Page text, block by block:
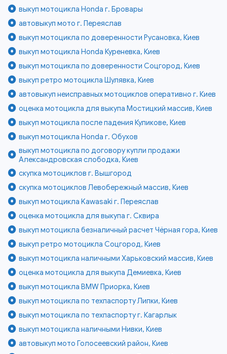
выкуп мотоцикла Honda г. Бровары
автовыкуп мото г. Переяслав
выкуп мотоцикла по доверенности Русановка, Киев
выкуп мотоцикла Honda Куреневка, Киев
выкуп мотоцикла по доверенности Соцгород, Киев
выкуп ретро мотоцикла Шулявка, Киев
автовыкуп неисправных мотоциклов оперативно г. Киев
оценка мотоцикла для выкупа Мостицкий массив, Киев
выкуп мотоцикла после падения Куликове, Киев
выкуп мотоцикла Honda г. Обухов
выкуп мотоцикла по договору купли продажи
Александровская слободка, Киев
скупка мотоциклов г. Вышгород
скупка мотоциклов Левобережный массив, Киев
выкуп мотоцикла Kawasaki г. Переяслав
оценка мотоцикла для выкупа г. Сквира
выкуп мотоцикла безналичный расчет Чёрная гора, Киев
выкуп ретро мотоцикла Соцгород, Киев
выкуп мотоцикла наличными Харьковский массив, Киев
оценка мотоцикла для выкупа Демиевка, Киев
выкуп мотоцикла BMW Приорка, Киев
выкуп мотоцикла по техпаспорту Липки, Киев
выкуп мотоцикла по техпаспорту г. Кагарлык
выкуп мотоцикла наличными Нивки, Киев
автовыкуп мото Голосеевский район, Киев